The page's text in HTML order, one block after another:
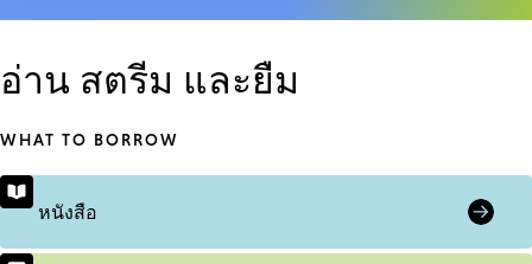
อ่าน สตรีม และยืม
WHAT TO BORROW
หนังสือ